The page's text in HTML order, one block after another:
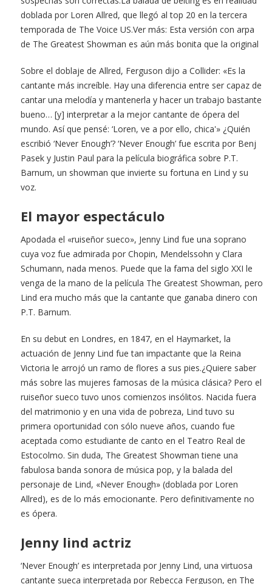
doblada por Loren Allred, que llegó al top 20 en la tercera
temporada de The Voice US.Ver más: Esta versión con arpa
de The Greatest Showman es aún más bonita que la original
Sobre el doblaje de Allred, Ferguson dijo a Collider: «Es la
cantante más increíble. Hay una diferencia entre ser capaz de
cantar una melodía y mantenerla y hacer un trabajo bastante
bueno… [y] interpretar a la mejor cantante de ópera del
mundo. Así que pensé: ‘Loren, ve a por ello, chica'» ¿Quién
escribió ‘Never Enough’? ‘Never Enough’ fue escrita por Benj
Pasek y Justin Paul para la película biográfica sobre P.T.
Barnum, un showman que invierte su fortuna en Lind y su
voz.
El mayor espectáculo
Apodada el «ruiseñor sueco», Jenny Lind fue una soprano
cuya voz fue admirada por Chopin, Mendelssohn y Clara
Schumann, nada menos. Puede que la fama del siglo XXI le
venga de la mano de la película The Greatest Showman, pero
Lind era mucho más que la cantante que ganaba dinero con
P.T. Barnum.
En su debut en Londres, en 1847, en el Haymarket, la
actuación de Jenny Lind fue tan impactante que la Reina
Victoria le arrojó un ramo de flores a sus pies.¿Quiere saber
más sobre las mujeres famosas de la música clásica? Pero el
ruiseñor sueco tuvo unos comienzos insólitos. Nacida fuera
del matrimonio y en una vida de pobreza, Lind tuvo su
primera oportunidad con sólo nueve años, cuando fue
aceptada como estudiante de canto en el Teatro Real de
Estocolmo. Sin duda, The Greatest Showman tiene una
fabulosa banda sonora de música pop, y la balada del
personaje de Lind, «Never Enough» (doblada por Loren
Allred), es de lo más emocionante. Pero definitivamente no
es ópera.
Jenny lind actriz
‘Never Enough’ es interpretada por Jenny Lind, una virtuosa
cantante sueca interpretada por Rebecca Ferguson, en The